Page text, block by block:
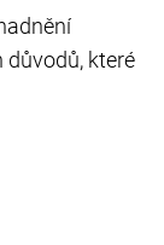
důvodů, které